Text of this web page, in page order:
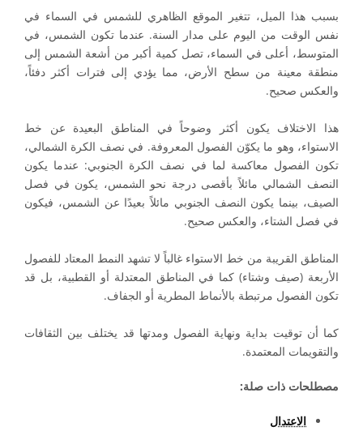
بسبب هذا الميل، تتغير الموقع الظاهري للشمس في السماء في
نفس الوقت من اليوم على مدار السنة. عندما تكون الشمس، في
المتوسط، أعلى في السماء، تصل كمية أكبر من أشعة الشمس إلى
منطقة معينة من سطح الأرض، مما يؤدي إلى فترات أكثر دفئاً،
والعكس صحيح.
هذا الاختلاف يكون أكثر وضوحاً في المناطق البعيدة عن خط
الاستواء، وهو ما يكوّن الفصول المعروفة. في نصف الكرة الشمالي،
تكون الفصول معاكسة لما في نصف الكرة الجنوبي: عندما يكون
النصف الشمالي مائلاً بأقصى درجة نحو الشمس، يكون في فصل
الصيف، بينما يكون النصف الجنوبي مائلاً بعيدًا عن الشمس، فيكون
في فصل الشتاء، والعكس صحيح.
المناطق القريبة من خط الاستواء غالباً لا تشهد النمط المعتاد للفصول
الأربعة (صيف وشتاء) كما في المناطق المعتدلة أو القطبية، بل قد
تكون الفصول مرتبطة بالأنماط المطرية أو الجفاف.
كما أن توقيت بداية ونهاية الفصول ومدتها قد يختلف بين الثقافات
والتقويمات المعتمدة.
مصطلحات ذات صلة:
الاعتدال